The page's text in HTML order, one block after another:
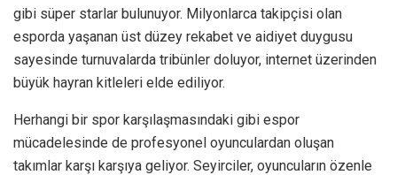
gibi süper starlar bulunuyor. Milyonlarca takipçisi olan
esporda yaşanan üst düzey rekabet ve aidiyet duygusu
sayesinde turnuvalarda tribünler doluyor, internet üzerinden
büyük hayran kitleleri elde ediliyor.
Herhangi bir spor karşılaşmasındaki gibi espor
mücadelesinde de profesyonel oyunculardan oluşan
takımlar karşı karşıya geliyor. Seyirciler, oyuncuların özenle